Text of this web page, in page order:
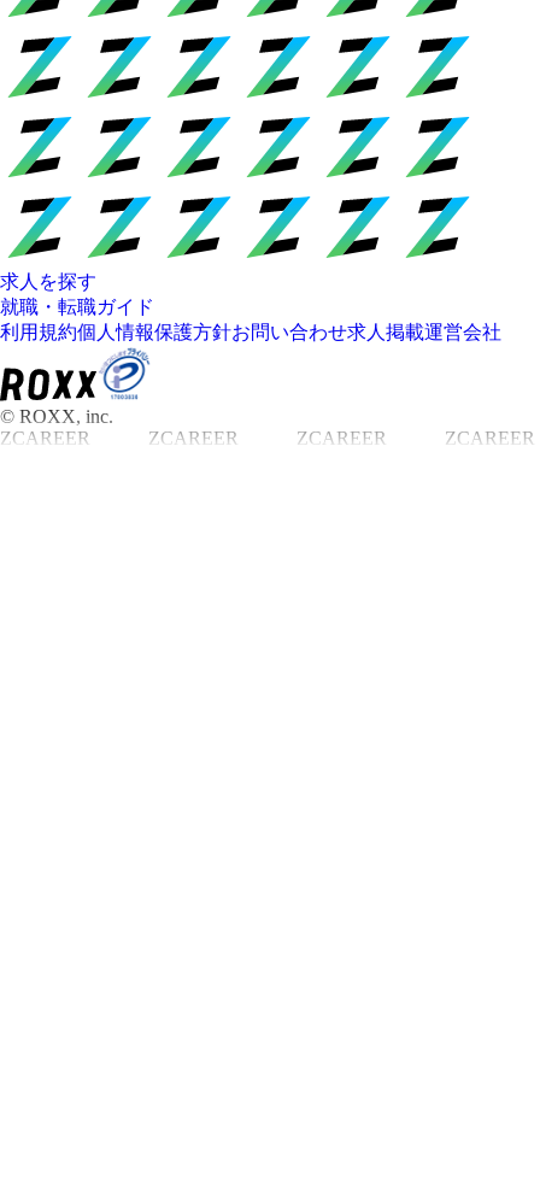
求人を探す
就職・転職ガイド
利用規約個人情報保護方針お問い合わせ求人掲載運営会社
© ROXX, inc.
ZCAREER
ZCAREER ZCAREER ZCAREER